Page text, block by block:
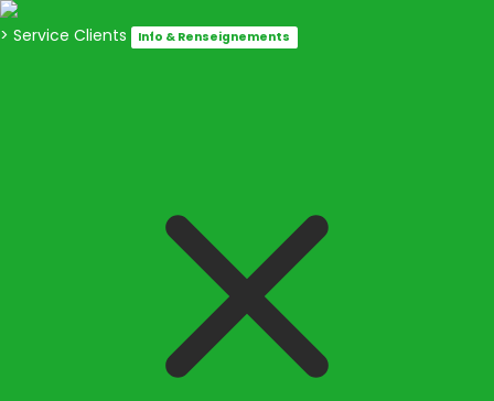
> Service Clients Info & Renseignements